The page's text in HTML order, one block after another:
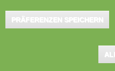
zu lesen.
Inhalte videobasierter
PRÄFERENZEN SPEICHERN